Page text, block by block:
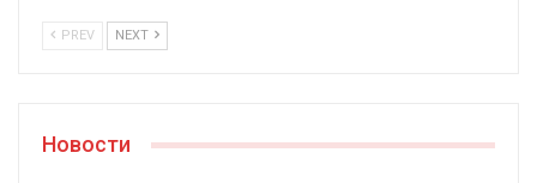
PREV NEXT
Новости